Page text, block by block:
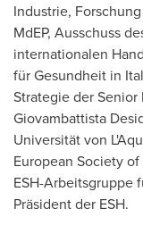
Industrie,
MdEP, Ausschuss
internationalen
für Gesundheit in
Strategie der
Giovambattista
Universität von
European Society
ESH-Arbeitsgruppe
Präsident der ESH.